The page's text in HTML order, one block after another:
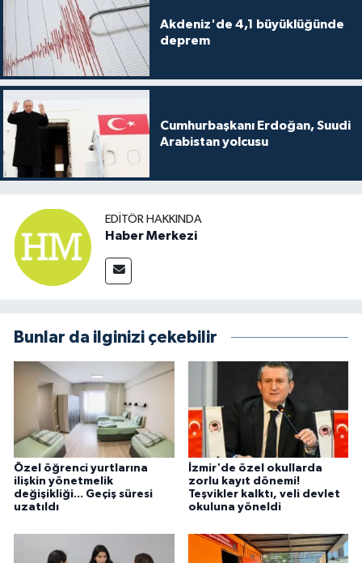
Akdeniz'de 4,1 büyüklüğünde
deprem
Cumhurbaşkanı Erdoğan, Suudi
Arabistan yolcusu
EDITÖR HAKKINDA
Haber Merkezi
Bunlar da ilginizi çekebilir
Özel öğrenci yurtlarına
ilişkin yönetmelik
değişikliği... Geçiş süresi
uzatıldı
İzmir'de özel okullarda
zorlu kayıt dönemi!
Teşvikler kalktı, veli devlet
okuluna yöneldi